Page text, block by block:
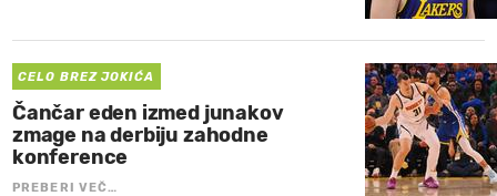
CELO BREZ JOKIĆA
Čančar eden izmed junakov
zmage na derbiju zahodne
konference
PREBERI VEČ…